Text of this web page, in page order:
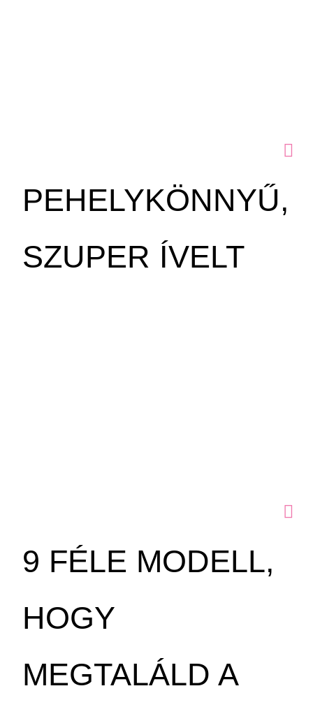
PEHELYKÖNNYŰ,
SZUPER ÍVELT
9 FÉLE MODELL,
HOGY
MEGTALÁLD A